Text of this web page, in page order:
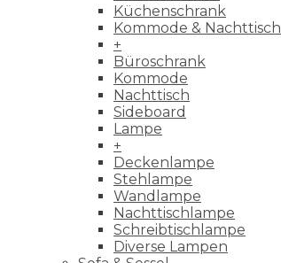
Küchenschrank
Kommode & Nachttisch
+
Büroschrank
Kommode
Nachttisch
Sideboard
Lampe
+
Deckenlampe
Stehlampe
Wandlampe
Nachttischlampe
Schreibtischlampe
Diverse Lampen